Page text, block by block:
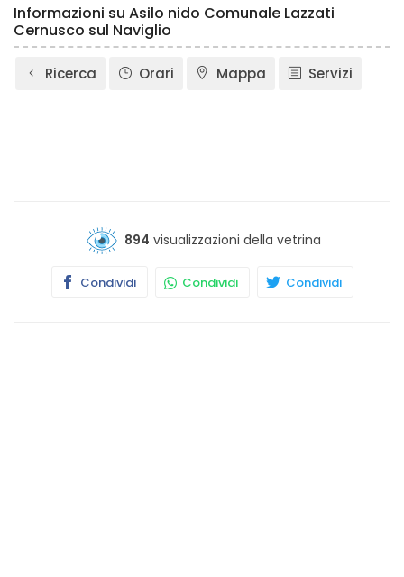
Informazioni su Asilo nido Comunale Lazzati
Cernusco sul Naviglio
Ricerca Orari Mappa Servizi
894 visualizzazioni della vetrina
Condividi Condividi Condividi